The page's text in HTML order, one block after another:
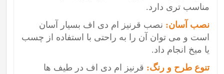
مناسب تری دارد.
نصب آسان: نصب قرنیز ام دی اف بسیار آسان
است و می توان آن را به راحتی با استفاده از چسب
یا میخ انجام داد.
تنوع طرح و رنگ: قرنیز ام دی اف در طیف ها